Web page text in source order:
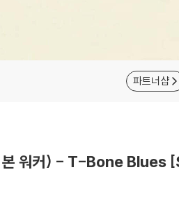
파트너샵
워커) - T-Bone Blues